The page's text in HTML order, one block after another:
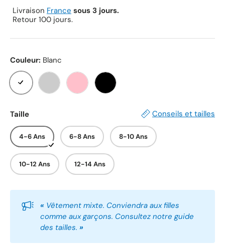
Livraison France sous 3 jours.
Retour 100 jours.
Taille Conseils et tailles
4-6 Ans 6-8 Ans 8-10 Ans
10-12 Ans 12-14 Ans
Couleur: Blanc
Blanc Gris Rose Noir
« Vêtement mixte. Conviendra aux filles
comme aux garçons. Consultez notre guide
des tailles. »